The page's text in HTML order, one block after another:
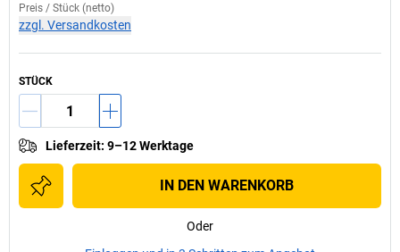
Preis / Stück (netto)
zzgl. Versandkosten
STÜCK
Lieferzeit: 9–12 Werktage
IN DEN WARENKORB
Oder